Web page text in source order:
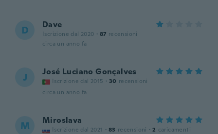
D Dave
Iscrizione dal 2020 · 87 recensioni
circa un anno fa
J José Luciano Gonçalves
Iscrizione dal 2015 · 30 recensioni
circa un anno fa
M Miroslava
Iscrizione dal 2021 · 83 recensioni · 2 caricamenti